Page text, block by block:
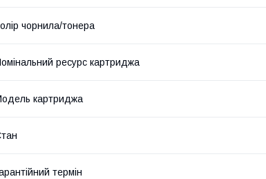
чорнила/тонера
ресурс картриджа
картриджа
термін